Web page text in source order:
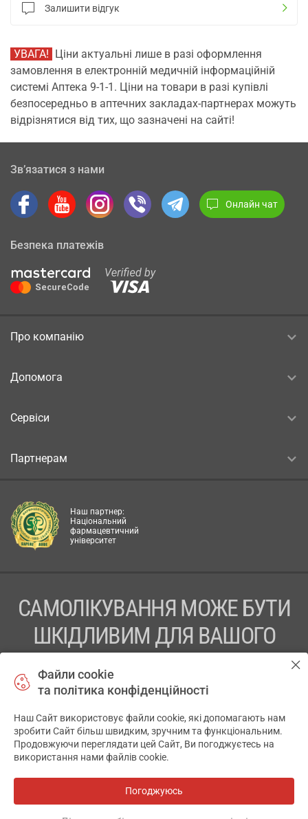
Залишити відгук
УВАГА! Ціни актуальні лише в разі оформлення
замовлення в електронній медичній інформаційній
системі Аптека 9-1-1. Ціни на товари в разі купівлі
безпосередньо в аптечних закладах-партнерах можуть
відрізнятися від тих, що зазначені на сайті!
Зв’язатися з нами
Онлайн чат
Безпека платежів
Про компанію
Допомога
Сервіси
Партнерам
Наш партнер:
Національний
фармацевтичний
університет
САМОЛІКУВАННЯ МОЖЕ БУТИ
ШКІДЛИВИМ ДЛЯ ВАШОГО
ПЕРЕД ЗАСТОСУВАННЯМ ПРЕПАРАТУ ПРОКОНСУЛЬТУЙТЕСЬ
ТОВ «АПТЕКА 911.ЮА» Код ЄДРПОУ 43631965.
Відмова від відповідальності
© 2014-2026. Медична інформаційна система АПТЕКА911.ЮА
Файли cookie
та політика конфіденційності
Наш Сайт використовує файли cookie, які допомагають нам
зробити Сайт більш швидким, зручним та функціональним.
Продовжуючи переглядати цей Сайт, Ви погоджуєтесь на
використання нами файлів cookie.
Погоджуюсь
✕